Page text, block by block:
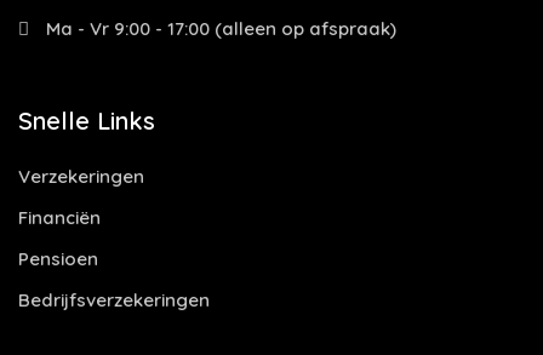
Ma - Vr 9:00 - 17:00 (alleen op afspraak)
Snelle Links
Verzekeringen
Financiën
Pensioen
Bedrijfsverzekeringen